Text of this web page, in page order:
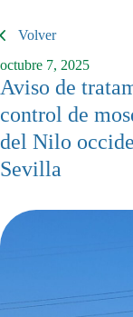
Volver
octubre 7, 2025
Aviso de
control de
del Nilo
Sevilla